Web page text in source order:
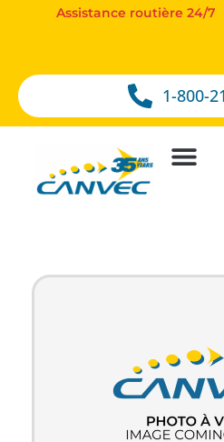
1-800-
Assistance routière 24/7